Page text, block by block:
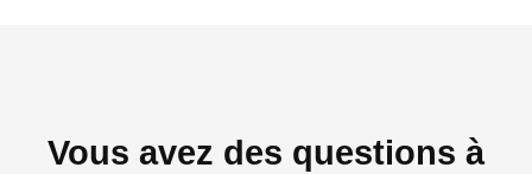
Vous avez des questions à